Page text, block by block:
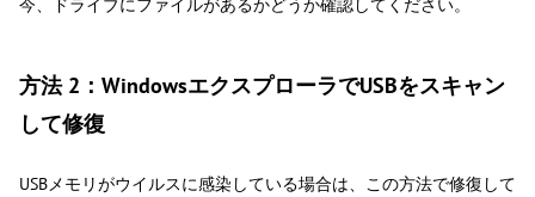
今、ドライブにファイルがあるかどうか確認してください。
方法 2：WindowsエクスプローラでUSBをスキャン
して修復
USBメモリがウイルスに感染している場合は、この方法で修復して